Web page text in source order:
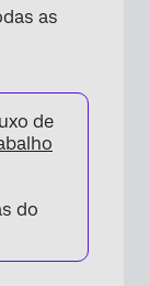
as
de
do